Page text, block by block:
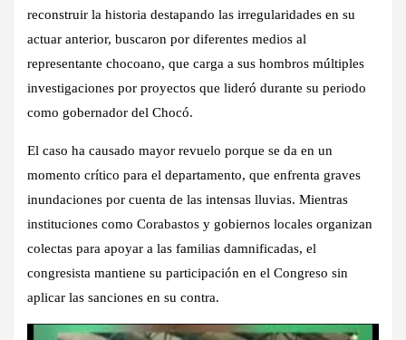
reconstruir la historia destapando las irregularidades en su
actuar anterior, buscaron por diferentes medios al
representante chocoano, que carga a sus hombros múltiples
investigaciones por proyectos que lideró durante su periodo
como gobernador del Chocó.
El caso ha causado mayor revuelo porque se da en un
momento crítico para el departamento, que enfrenta graves
inundaciones por cuenta de las intensas lluvias. Mientras
instituciones como Corabastos y gobiernos locales organizan
colectas para apoyar a las familias damnificadas, el
congresista mantiene su participación en el Congreso sin
aplicar las sanciones en su contra.